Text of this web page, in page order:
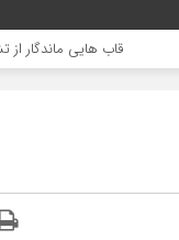
از تشییع رهبر شهید در تهران